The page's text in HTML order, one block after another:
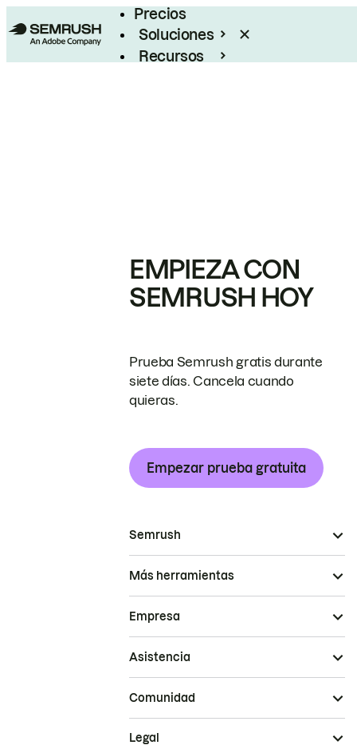
Precios
Soluciones
Recursos
EMPIEZA CON
SEMRUSH HOY
Prueba Semrush gratis durante
siete días. Cancela cuando
quieras.
Empezar prueba gratuita
Semrush
Más herramientas
Empresa
Asistencia
Comunidad
Legal